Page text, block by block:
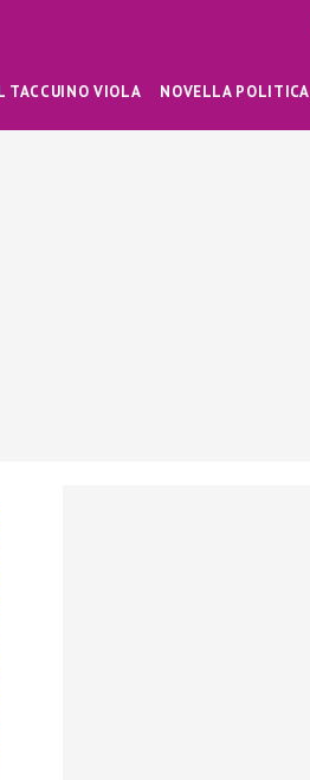
TACCUINO VIOLA NOVELLA POLITICA